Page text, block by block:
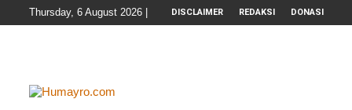
Thursday, 6 August 2026 | DISCLAIMER REDAKSI DONASI